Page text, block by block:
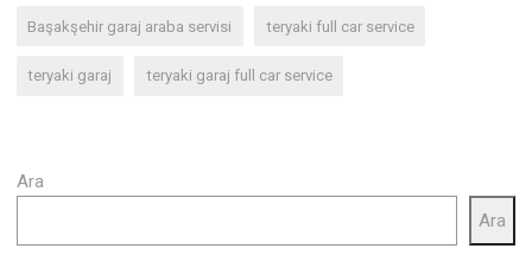
Başakşehir garaj araba servisi teryaki full car service
teryaki garaj teryaki garaj full car service
Ara
Ara